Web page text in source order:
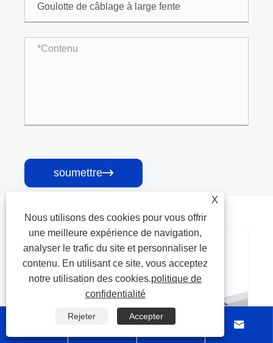
soumettre
Produits connexes
Conduit d'acheminement de fils en PVC
fendu de 35 mm de hauteur
Voir plus >>
 
X
Nous utilisons des cookies pour vous offrir
une meilleure expérience de navigation,
analyser le trafic du site et personnaliser le
contenu. En utilisant ce site, vous acceptez
notre utilisation des cookies.politique de
confidentialité
Rejeter Accepter